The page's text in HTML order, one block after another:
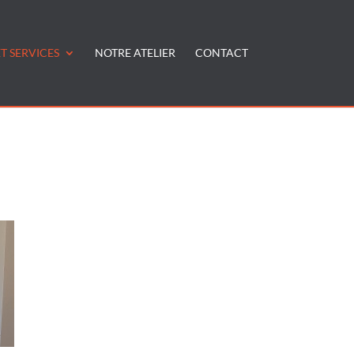
SERVICES NOTRE ATELIER CONTACT